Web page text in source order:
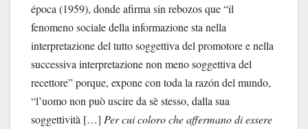
época (1959), donde afirma sin rebozos que “il
fenomeno sociale della informazione sta nella
interpretazione del tutto soggettiva del promotore e nella
successiva interpretazione non meno soggettiva del
recettore” porque, expone con toda la razón del mundo,
“l’uomo non può uscire da sè stesso, dalla sua
soggettività […] Per cui coloro che affermano di essere